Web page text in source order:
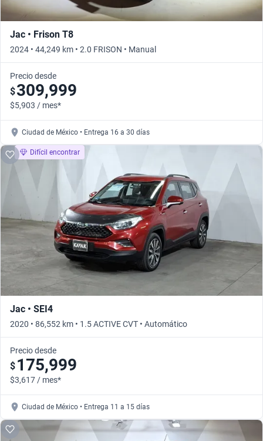
Jac • Frison T8
2024 • 44,249 km • 2.0 FRISON • Manual
Precio desde
$309,999
$5,903 / mes*
Ciudad de México • Entrega 16 a 30 días
Difícil encontrar
Jac • SEI4
2020 • 86,552 km • 1.5 ACTIVE CVT • Automático
Precio desde
$ 175,999
$3,617 / mes*
Ciudad de México • Entrega 11 a 15 días